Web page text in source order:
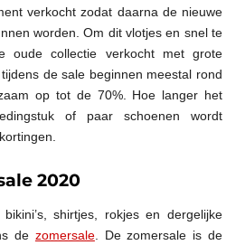
verkocht zodat daarna de nieuwe
worden. Om dit vlotjes en snel te
oude collectie verkocht met grote
de sale beginnen meestal rond
op tot de 70%. Hoe langer het
of paar schoenen wordt
2020
shirtjes, rokjes en dergelijke
de zomersale. De zomersale is de